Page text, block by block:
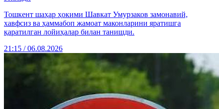
Тошкент шаҳар ҳокими Шавкат Умурзаков замонавий,
хавфсиз ва ҳаммабоп жамоат маконларини яратишга
қаратилган лойиҳалар билан танишди.
21:15 / 06.08.2026